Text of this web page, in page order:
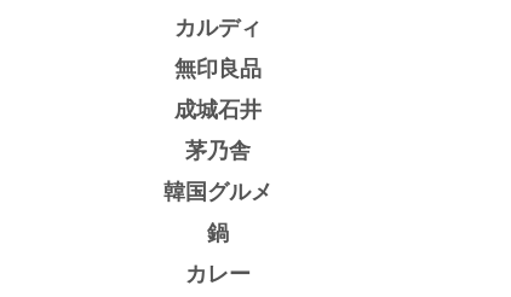
カルディ
無印良品
成城石井
茅乃舎
韓国グルメ
鍋
カレー